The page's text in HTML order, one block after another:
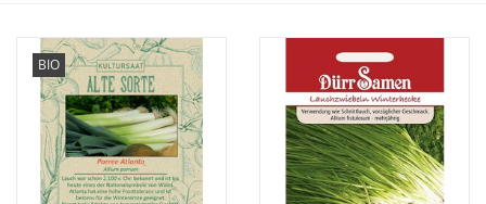
Juli
August
September
Oktober
November
Dezember
BIO